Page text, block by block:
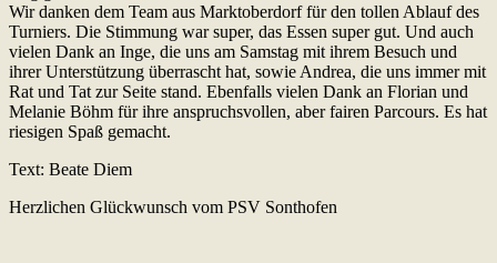
Wir danken dem Team aus Marktoberdorf für den tollen Ablauf des
Turniers. Die Stimmung war super, das Essen super gut. Und auch
vielen Dank an Inge, die uns am Samstag mit ihrem Besuch und
ihrer Unterstützung überrascht hat, sowie Andrea, die uns immer mit
Rat und Tat zur Seite stand. Ebenfalls vielen Dank an Florian und
Melanie Böhm für ihre anspruchsvollen, aber fairen Parcours. Es hat
riesigen Spaß gemacht.
Text: Beate Diem
Herzlichen Glückwunsch vom PSV Sonthofen